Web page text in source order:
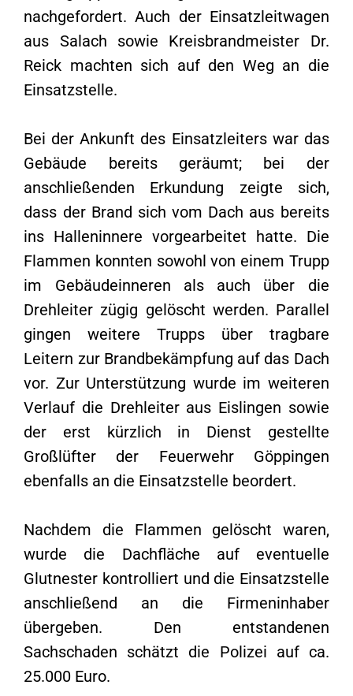
nachgefordert. Auch der Einsatzleitwagen
aus Salach sowie Kreisbrandmeister Dr.
Reick machten sich auf den Weg an die
Einsatzstelle.
Bei der Ankunft des Einsatzleiters war das
Gebäude bereits geräumt; bei der
anschließenden Erkundung zeigte sich,
dass der Brand sich vom Dach aus bereits
ins Halleninnere vorgearbeitet hatte. Die
Flammen konnten sowohl von einem Trupp
im Gebäudeinneren als auch über die
Drehleiter zügig gelöscht werden. Parallel
gingen weitere Trupps über tragbare
Leitern zur Brandbekämpfung auf das Dach
vor. Zur Unterstützung wurde im weiteren
Verlauf die Drehleiter aus Eislingen sowie
der erst kürzlich in Dienst gestellte
Großlüfter der Feuerwehr Göppingen
ebenfalls an die Einsatzstelle beordert.
Nachdem die Flammen gelöscht waren,
wurde die Dachfläche auf eventuelle
Glutnester kontrolliert und die Einsatzstelle
anschließend an die Firmeninhaber
übergeben. Den entstandenen
Sachschaden schätzt die Polizei auf ca.
25.000 Euro.